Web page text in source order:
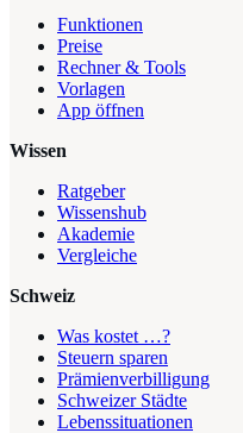
Funktionen
Preise
Rechner & Tools
Vorlagen
App öffnen
Wissen
Ratgeber
Wissenshub
Akademie
Vergleiche
Schweiz
Was kostet …?
Steuern sparen
Prämienverbilligung
Schweizer Städte
Lebenssituationen